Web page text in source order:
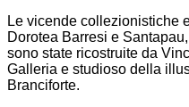
Le vicende collezionistiche
Dorotea Barresi e
sono state ricostruite da
Galleria e studioso della
Branciforte.